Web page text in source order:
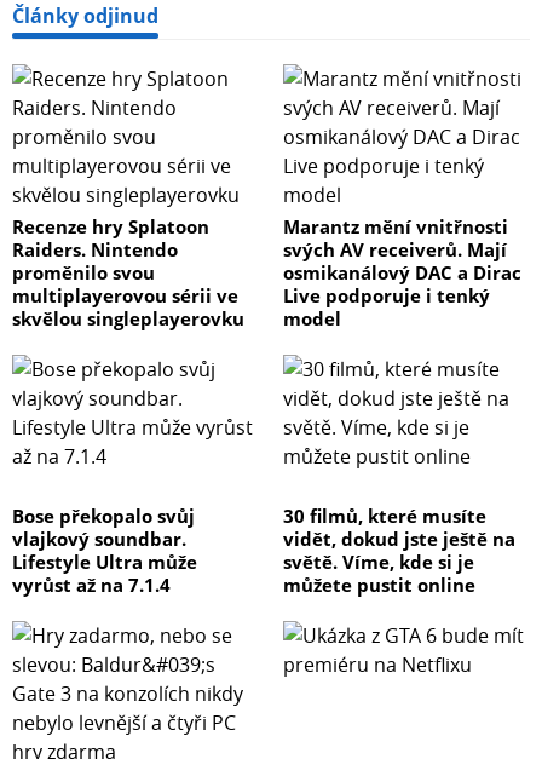
Články odjinud
Recenze hry Splatoon
Raiders. Nintendo
proměnilo svou
multiplayerovou sérii ve
skvělou singleplayerovku
Marantz mění vnitřnosti
svých AV receiverů. Mají
osmikanálový DAC a Dirac
Live podporuje i tenký
model
Bose překopalo svůj
vlajkový soundbar.
Lifestyle Ultra může
vyrůst až na 7.1.4
30 filmů, které musíte
vidět, dokud jste ještě na
světě. Víme, kde si je
můžete pustit online